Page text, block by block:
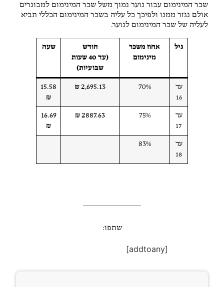
שכר המינימום עבור נוער נמוך משל שכר המינימום למבוגרים
אולם נגזר ממנו ולפיכך כל עליה בשכר המינימום הכללי תביא
לעליה של שכר המינימום לנוער.
גיל
אחוז משכר
מינימום
חודש
(עד 40 שעות
שבועיות)
שעה
עד
16
70%
2,695.13 ₪
15.58
₪
עד
17
75%
2887.63 ₪
16.69
₪
עד
18
83%
שתפו:
[addtoany]